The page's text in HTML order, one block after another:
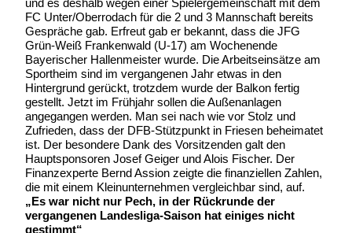
und es deshalb wegen einer Spielergemeinschaft mit dem
FC Unter/Oberrodach für die 2 und 3 Mannschaft bereits
Gespräche gab. Erfreut gab er bekannt, dass die JFG
Grün-Weiß Frankenwald (U-17) am Wochenende
Bayerischer Hallenmeister wurde. Die Arbeitseinsätze am
Sportheim sind im vergangenen Jahr etwas in den
Hintergrund gerückt, trotzdem wurde der Balkon fertig
gestellt. Jetzt im Frühjahr sollen die Außenanlagen
angegangen werden. Man sei nach wie vor Stolz und
Zufrieden, dass der DFB-Stützpunkt in Friesen beheimatet
ist. Der besondere Dank des Vorsitzenden galt den
Hauptsponsoren Josef Geiger und Alois Fischer. Der
Finanzexperte Bernd Assion zeigte die finanziellen Zahlen,
die mit einem Kleinunternehmen vergleichbar sind, auf.
„Es war nicht nur Pech, in der Rückrunde der
vergangenen Landesliga-Saison hat einiges nicht
gestimmt“